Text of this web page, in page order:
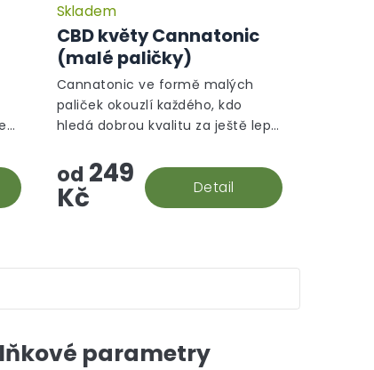
Průměrné
hodnocení
produktu
hvězdiček.
CBD květy Cannatonic
(malé paličky)
Skladem
od 249
Kč Detail
Cannatonic ve formě malých
paliček okouzlí každého, kdo
hledá dobrou kvalitu za ještě lepší
parametry